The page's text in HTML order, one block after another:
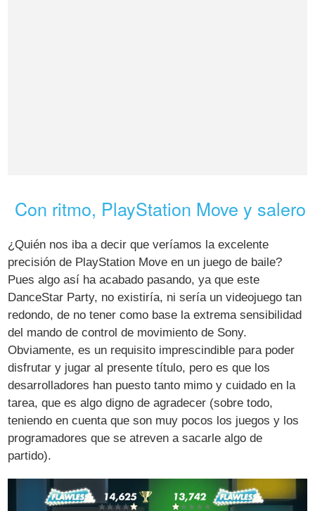
Con ritmo, PlayStation Move y salero
¿Quién nos iba a decir que veríamos la excelente
precisión de PlayStation Move en un juego de baile?
Pues algo así ha acabado pasando, ya que este
DanceStar Party, no existiría, ni sería un videojuego tan
redondo, de no tener como base la extrema sensibilidad
del mando de control de movimiento de Sony.
Obviamente, es un requisito imprescindible para poder
disfrutar y jugar al presente título, pero es que los
desarrolladores han puesto tanto mimo y cuidado en la
tarea, que es algo digno de agradecer (sobre todo,
teniendo en cuenta que son muy pocos los juegos y los
programadores que se atreven a sacarle algo de
partido).